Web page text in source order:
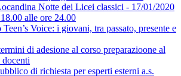
Notte dei Licei classici - 17/01/2020
alle ore 24.00
Voice: i giovani, tra passato, presente e
di adesione al corso preparazioone al
docenti
di richiesta per esperti esterni a.s.